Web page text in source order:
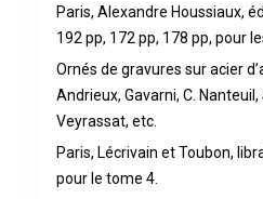
Paris, Alexandre Houssiaux,
192 pp, 172 pp, 178 pp, pour
Ornés de gravures sur acier
Andrieux, Gavarni, C.
Veyrassat, etc.
Paris, Lécrivain et Toubon,
pour le tome 4.